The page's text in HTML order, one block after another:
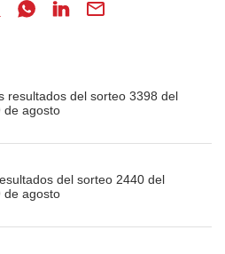
resultados del sorteo 3398 del
de agosto
del sorteo 2440 del
de agosto